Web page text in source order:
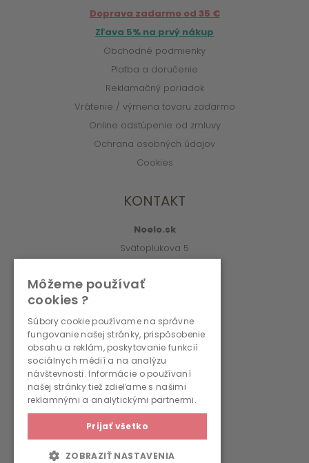
Doprava zadarmo od 35 €
Zľava 5% na prvý nákup
Obchodné podmienky
Platba a doručenie
Reklamačný poriadok
Vrátenie / výmena tovaru zadarmo
Online odstúpenie od zmluvy
Ochrana osobných údajov
Cookies
KONTAKT
Noelo.sk
Svätoplukova 5
info@noelo.sk
PREVÁDZKOVATEĽ
WMS, s.r.o., r.s.p.
Svätoplukova 5
010 01 Žilina
IČO: 36690236
IČ DPH: SK2022262792
Môžeme používať
cookies ?
Súbory cookie používame na správne
fungovanie našej stránky, prispôsobenie
obsahu a reklám, poskytovanie funkcií
sociálnych médií a na analýzu
návštevnosti. Informácie o používaní
našej stránky tiež zdieľame s našimi
reklamnými a analytickými partnermi.
Prijať všetko
ZOBRAZIŤ NASTAVENIA